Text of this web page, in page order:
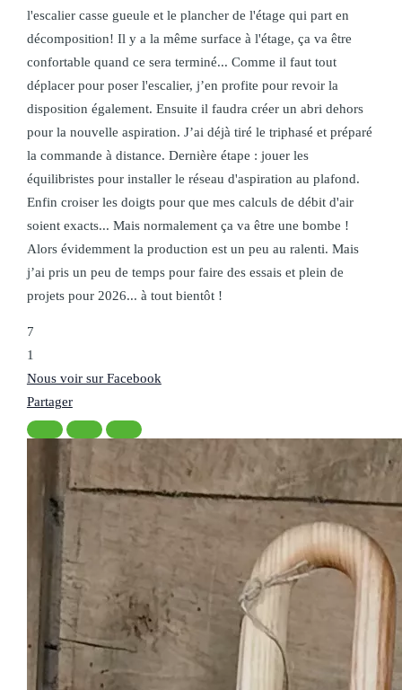
l'escalier casse gueule et le plancher de l'étage qui part en
décomposition! Il y a la même surface à l'étage, ça va être
confortable quand ce sera terminé... Comme il faut tout
déplacer pour poser l'escalier, j’en profite pour revoir la
disposition également. Ensuite il faudra créer un abri dehors
pour la nouvelle aspiration. J’ai déjà tiré le triphasé et préparé
la commande à distance. Dernière étape : jouer les
équilibristes pour installer le réseau d'aspiration au plafond.
Enfin croiser les doigts pour que mes calculs de débit d'air
soient exacts... Mais normalement ça va être une bombe !
Alors évidemment la production est un peu au ralenti. Mais
j’ai pris un peu de temps pour faire des essais et plein de
projets pour 2026... à tout bientôt !
7
1
Nous voir sur Facebook
Partager